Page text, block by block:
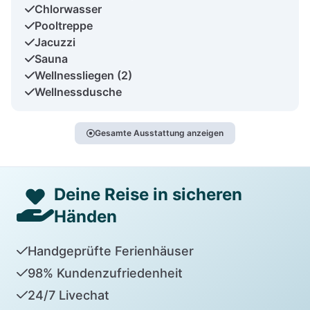
Chlorwasser
Pooltreppe
Jacuzzi
Sauna
Wellnessliegen (2)
Wellnessdusche
Gesamte Ausstattung anzeigen
Deine Reise in sicheren
Händen
Handgeprüfte Ferienhäuser
98% Kundenzufriedenheit
24/7 Livechat